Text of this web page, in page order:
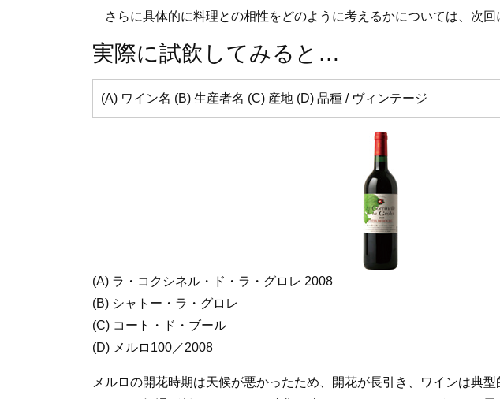
さらに具体的に料理との相性をどのように考えるかについては、次回
実際に試飲してみると…
(A) ワイン名 (B) 生産者名 (C) 産地 (D) 品種 / ヴィンテージ
(A) ラ・コクシネル・ド・ラ・グロレ 2008
(B) シャトー・ラ・グロレ
(C) コート・ド・ブール
(D) メルロ100／2008
メルロの開花時期は天候が悪かったため、開花が長引き、ワインは典